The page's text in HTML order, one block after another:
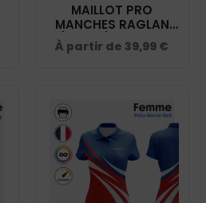
MAILLOT PRO
MANCHES RAGLAN
(FEMME) - HORSE
BALL
À partir de 39,99 €